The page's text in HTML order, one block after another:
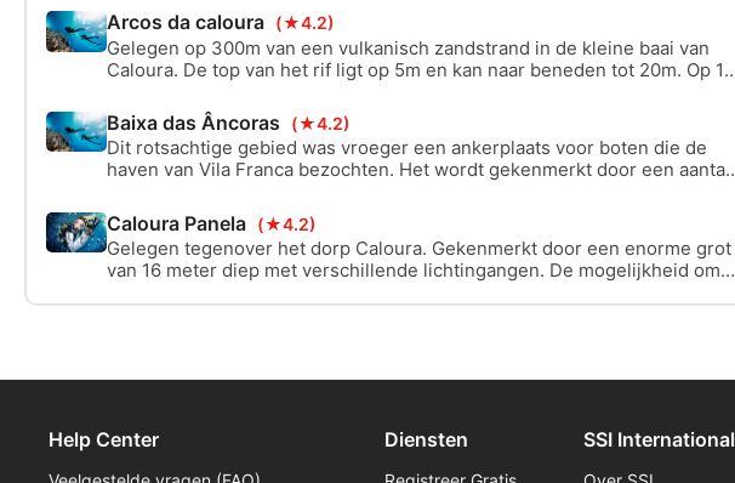
onder het oppervlak vind je hier prachtige koraaltuinen, hydrothermale
bronnen en een overvloed aan vissoorten, perfect voor gevorderde
duikers.
Arcos da caloura (★4.2)
Gelegen op 300m van een vulkanisch zandstrand in de kleine baai van
Caloura. De top van het rif ligt op 5m en kan naar beneden tot 20m. Op 16
van de duik vormen.
Baixa das Âncoras (★4.2)
Dit rotsachtige gebied was vroeger een ankerplaats voor boten die de
haven van Vila Franca bezochten. Het wordt gekenmerkt door een aantal
intact zijn.
Caloura Panela (★4.2)
Gelegen tegenover het dorp Caloura. Gekenmerkt door een enorme grot
van 16 meter diep met verschillende lichtingangen. De mogelijkheid om
Help Center Diensten SSI International